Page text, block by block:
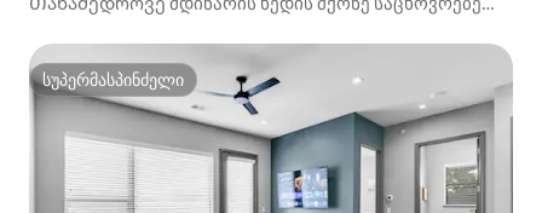
სუპერმასპინძელი
სუპერმასპინძელი